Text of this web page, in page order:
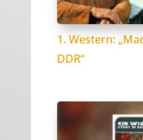
1. Western:
DDR“